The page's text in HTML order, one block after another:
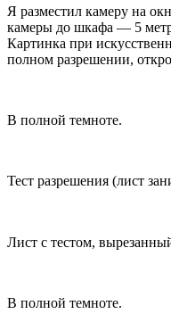
Я разместил камеру на
камеры до шкафа — 5
Картинка при
полном разрешении,
В полной темноте.
Тест разрешения (лист
Лист с тестом,
В полной темноте.